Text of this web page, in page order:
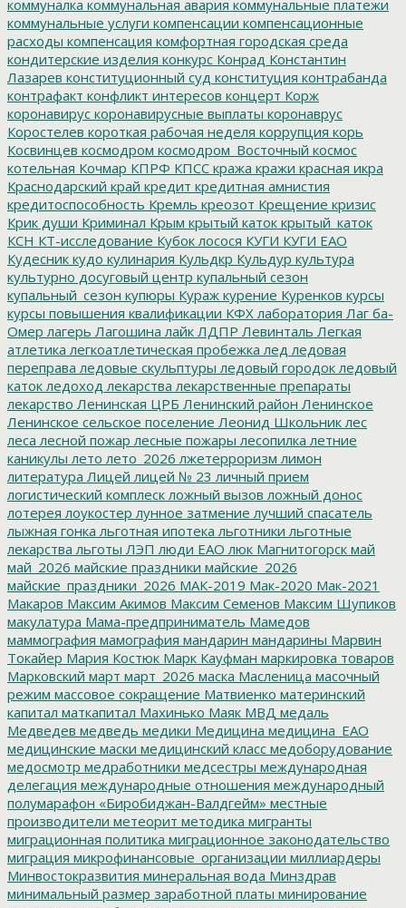
коммуналка коммунальная авария коммунальные платежи
коммунальные услуги компенсации компенсационные
расходы компенсация комфортная городская среда
кондитерские изделия конкурс Конрад Константин
Лазарев конституционный суд конституция контрабанда
контрафакт конфликт интересов концерт Корж
коронавирус коронавирусные выплаты коронаврус
Коростелев короткая рабочая неделя коррупция корь
Косвинцев космодром космодром_Восточный космос
котельная Кочмар КПРФ КПСС кража кражи красная икра
Краснодарский край кредит кредитная амнистия
кредитоспособность Кремль креозот Крещение кризис
Крик души Криминал Крым крытый каток крытый_каток
КСН КТ-исследование Кубок лосося КУГИ КУГИ ЕАО
Кудесник кудо кулинария Кульдкр Кульдур культура
культурно досуговый центр купальный сезон
купальный_сезон купюры Кураж курение Куренков курсы
курсы повышения квалификации КФХ лаборатория Лаг ба-
Омер лагерь Лагошина лайк ЛДПР Левинталь Легкая
атлетика легкоатлетическая пробежка лед ледовая
переправа ледовые скульптуры ледовый городок ледовый
каток ледоход лекарства лекарственные препараты
лекарство Ленинская ЦРБ Ленинский район Ленинское
Ленинское сельское поселение Леонид Школьник лес
леса лесной пожар лесные пожары лесопилка летние
каникулы лето лето_2026 лжетерроризм лимон
литература Лицей лицей № 23 личный прием
логистический комплеск ложный вызов ложный донос
лотерея лоукостер лунное затмение лучший спасатель
лыжная гонка льготная ипотека льготники льготные
лекарства льготы ЛЭП люди ЕАО люк Магнитогорск май
май_2026 майские праздники майские_2026
майские_праздники_2026 МАК-2019 Мак-2020 Мак-2021
Макаров Максим Акимов Максим Семенов Максим Шупиков
макулатура Мама-предприниматель Мамедов
маммография мамография мандарин мандарины Марвин
Токайер Мария Костюк Марк Кауфман маркировка товаров
Марковский март март_2026 маска Масленица масочный
режим массовое сокращение Матвиенко материнский
капитал маткапитал Махинько Маяк МВД медаль
Медведев медведь медики Медицина медицина_ЕАО
медицинские маски медицинский класс медоборудование
медосмотр медработники медсестры международная
делегация международные отношения международный
полумарафон «Биробиджан-Валдгейм» местные
производители метеорит методика мигранты
миграционная политика миграционное законодательство
миграция микрофинансовые_организации миллиардеры
Минвостокразвития минеральная вода Минздрав
минимальный размер заработной платы минирование